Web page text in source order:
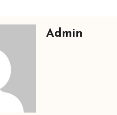
Admin